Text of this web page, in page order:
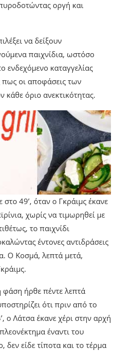
οργή και
να δείξουν
παιχνίδια, ωστόσο
ενδεχόμενο καταγγελίας
οι αποφάσεις των
κάθε όριο ανεκτικότητας.
49’, όταν ο Γκράιμς έκανε
χωρίς να τιμωρηθεί με
το παιχνίδι
έντονες αντιδράσεις
Ο Κοσμά, λεπτά μετά,
φάση ήρθε πέντε λεπτά
ότι πριν από το
ο Λάτσα έκανε χέρι στην αρχή
έναντι του
είδε τίποτα και το τέρμα